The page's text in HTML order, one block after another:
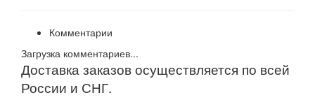
Комментарии
Загрузка комментариев...
Доставка заказов осуществляется по всей
России и СНГ.